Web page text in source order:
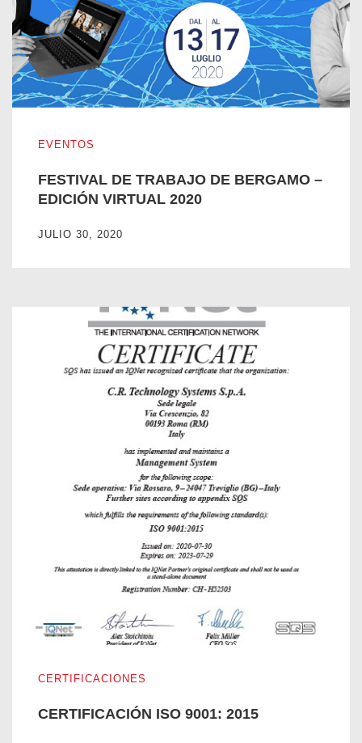
EVENTOS
FESTIVAL DE TRABAJO DE BERGAMO –
EDICIÓN VIRTUAL 2020
JULIO 30, 2020
CERTIFICACIONES
CERTIFICACIÓN ISO 9001: 2015